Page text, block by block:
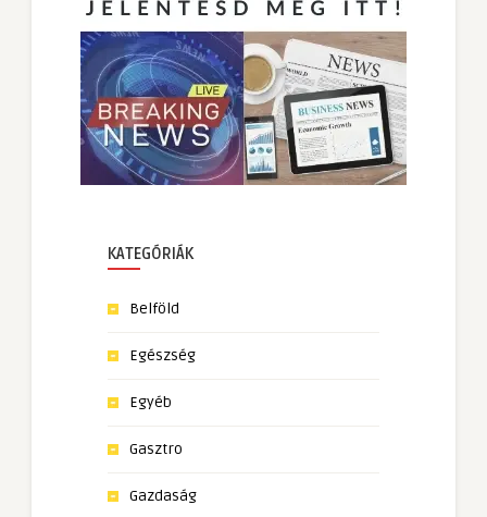
KATEGÓRIÁK
Belföld
Egészség
Egyéb
Gasztro
Gazdaság